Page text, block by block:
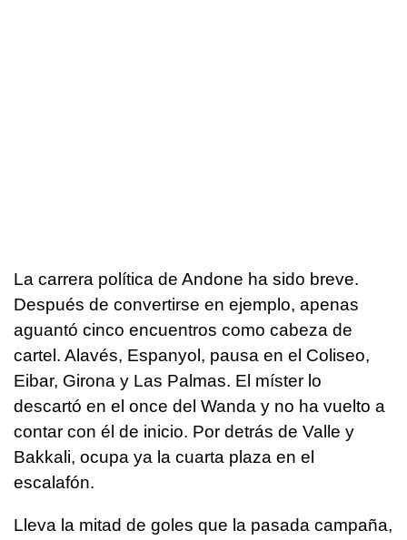
La carrera política de Andone ha sido breve.
Después de convertirse en ejemplo, apenas
aguantó cinco encuentros como cabeza de
cartel. Alavés, Espanyol, pausa en el Coliseo,
Eibar, Girona y Las Palmas. El míster lo
descartó en el once del Wanda y no ha vuelto a
contar con él de inicio. Por detrás de Valle y
Bakkali, ocupa ya la cuarta plaza en el
escalafón.
Lleva la mitad de goles que la pasada campaña,